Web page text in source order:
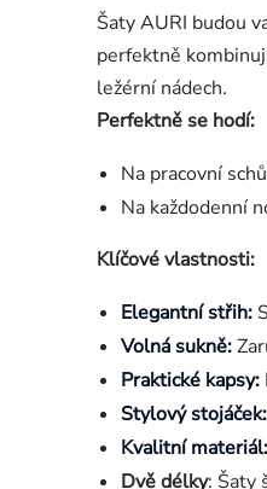
Šaty AURI budou
perfektně
ležérní nádech.
Perfektně se hodí:
Na pracovní
Na každodenní
Klíčové vlastnosti:
Elegantní střih:
Volná sukně:
Praktické kapsy:
Stylový stojáček:
Kvalitní materiál:
Dvě délky: Šaty